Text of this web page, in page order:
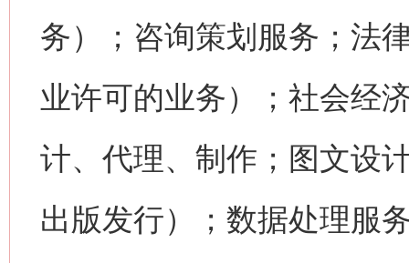
务）；咨询策划服务；法
业许可的业务）；社会经
计、代理、制作；图文设
出版发行）；数据处理服